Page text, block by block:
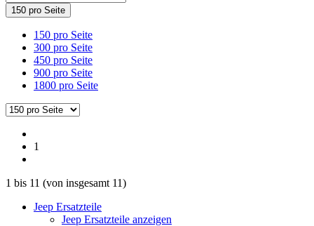
150 pro Seite
150 pro Seite
300 pro Seite
450 pro Seite
900 pro Seite
1800 pro Seite
1
1 bis 11 (von insgesamt 11)
Jeep Ersatzteile
Jeep Ersatzteile anzeigen